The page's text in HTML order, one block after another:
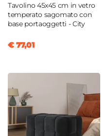
Si
Assemblato
Tavolino 45x45 cm in vetro
temperato sagomato con
base portaoggetti - City
€ 77,01